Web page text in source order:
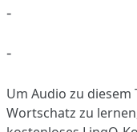
-
-
Um Audio zu
Wortschatz zu